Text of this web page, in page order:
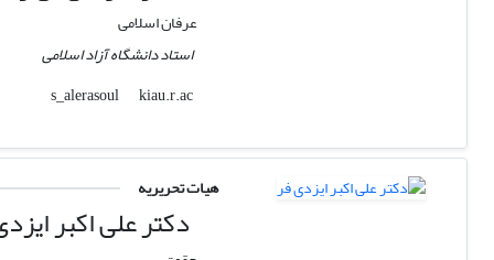
عرفان اسلامی
استاد دانشگاه آزاد اسلامی
s_alerasoul
kiau.r.ac
هیات تحریریه
دکتر علی اکبر